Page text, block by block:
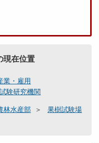
現在位置
業・雇用
試験研究機関
林水産部
果樹試験場